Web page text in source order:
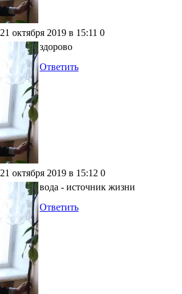
21 октября 2019 в 15:11 0
здорово
Ответить
21 октября 2019 в 15:12 0
вода - источник жизни
Ответить